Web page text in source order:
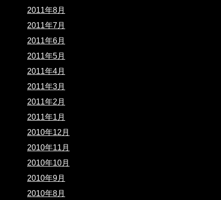
2011年8月
2011年7月
2011年6月
2011年5月
2011年4月
2011年3月
2011年2月
2011年1月
2010年12月
2010年11月
2010年10月
2010年9月
2010年8月